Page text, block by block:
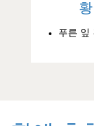
푸른 잎